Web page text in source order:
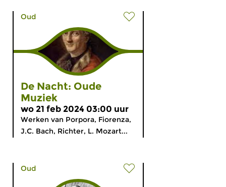
Oud
De Nacht: Oude
Muziek
wo 21 feb 2024 03:00 uur
Werken van Porpora, Fiorenza,
J.C. Bach, Richter, L. Mozart...
Oud